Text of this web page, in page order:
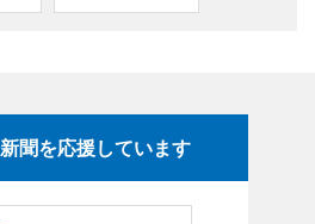
聞を応援しています